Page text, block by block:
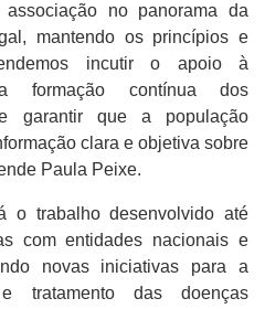
no panorama da
mantendo os princípios e
incutir o apoio à
formação contínua dos
garantir que a população
clara e objetiva sobre
Paula Peixe.
o trabalho desenvolvido até
com entidades nacionais e
novas iniciativas para a
tratamento das doenças